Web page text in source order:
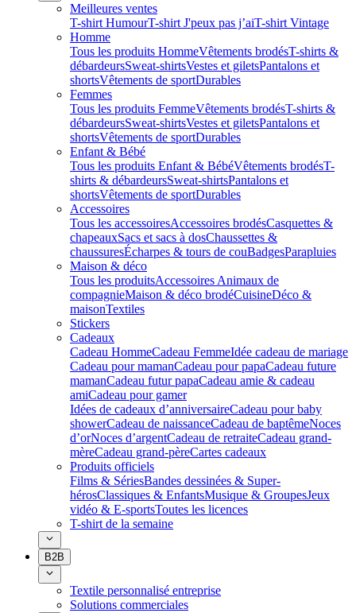
Meilleures ventes
T-shirt HumourT-shirt J'peux pas j’aiT-shirt Vintage
Homme
Tous les produits HommeVêtements brodésT-shirts &
débardeursSweat-shirtsVestes et giletsPantalons et
shortsVêtements de sportDurables
Femmes
Tous les produits FemmeVêtements brodésT-shirts &
débardeursSweat-shirtsVestes et giletsPantalons et
shortsVêtements de sportDurables
Enfant & Bébé
Tous les produits Enfant & BébéVêtements brodésT-
shirts & débardeursSweat-shirtsPantalons et
shortsVêtements de sportDurables
Accessoires
Tous les accessoiresAccessoires brodésCasquettes &
chapeauxSacs et sacs à dosChaussettes &
chaussuresÉcharpes & tours de couBadgesParapluies
Maison & déco
Tous les produitsAccessoires Animaux de
compagnieMaison & déco brodéCuisineDéco &
maisonTextiles
Stickers
Cadeaux
Cadeau HommeCadeau FemmeIdée cadeau de mariage​
Cadeau pour mamanCadeau pour papaCadeau future
mamanCadeau futur papaCadeau amie & cadeau
amiCadeau pour gamer
Idées de cadeaux d’anniversaireCadeau pour baby
showerCadeau de naissanceCadeau de baptêmeNoces
d’orNoces d’argentCadeau de retraiteCadeau grand-
mèreCadeau grand-pèreCartes cadeaux
Produits officiels
Films & SériesBandes dessinées & Super-
hérosClassiques & EnfantsMusique & GroupesJeux
vidéo & E-sportsToutes les licences
T-shirt de la semaine
B2B
Textile personnalisé entreprise
Solutions commerciales